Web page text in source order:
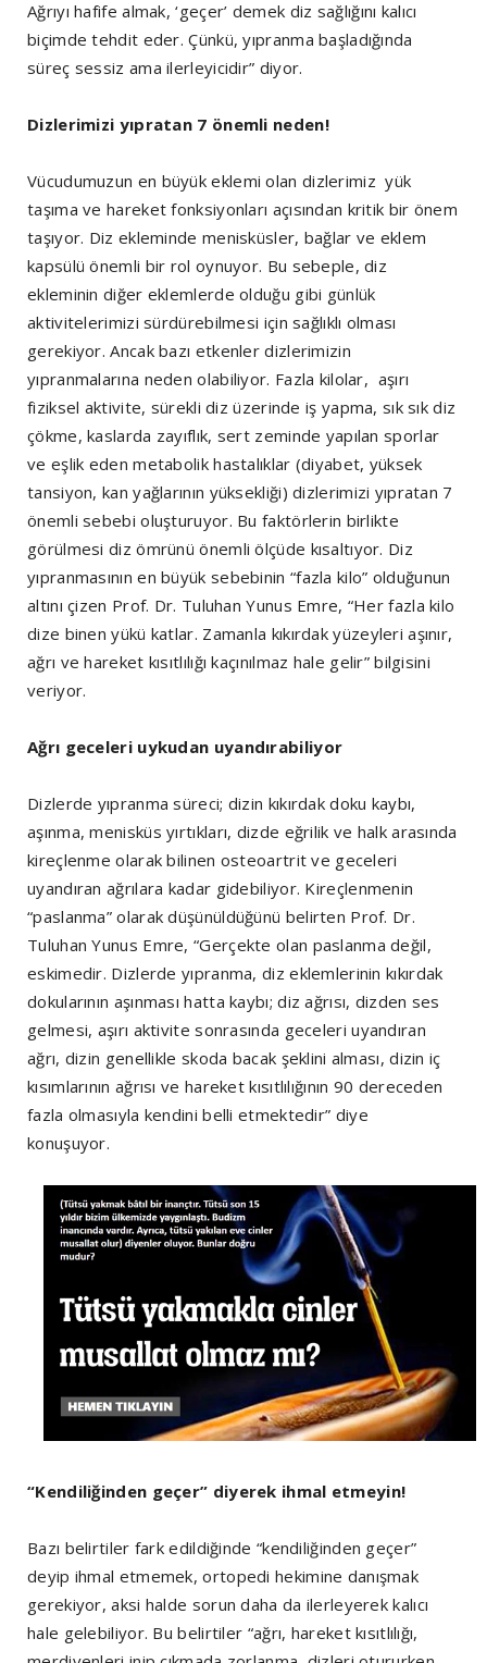
Ağrıyı hafife almak, ‘geçer’ demek diz sağlığını kalıcı
biçimde tehdit eder. Çünkü, yıpranma başladığında
süreç sessiz ama ilerleyicidir” diyor.
Dizlerimizi yıpratan 7 önemli neden!
Vücudumuzun en büyük eklemi olan dizlerimiz yük
taşıma ve hareket fonksiyonları açısından kritik bir önem
taşıyor. Diz ekleminde menisküsler, bağlar ve eklem
kapsülü önemli bir rol oynuyor. Bu sebeple, diz
ekleminin diğer eklemlerde olduğu gibi günlük
aktivitelerimizi sürdürebilmesi için sağlıklı olması
gerekiyor. Ancak bazı etkenler dizlerimizin
yıpranmalarına neden olabiliyor. Fazla kilolar, aşırı
fiziksel aktivite, sürekli diz üzerinde iş yapma, sık sık diz
çökme, kaslarda zayıflık, sert zeminde yapılan sporlar
ve eşlik eden metabolik hastalıklar (diyabet, yüksek
tansiyon, kan yağlarının yüksekliği) dizlerimizi yıpratan 7
önemli sebebi oluşturuyor. Bu faktörlerin birlikte
görülmesi diz ömrünü önemli ölçüde kısaltıyor. Diz
yıpranmasının en büyük sebebinin “fazla kilo” olduğunun
altını çizen Prof. Dr. Tuluhan Yunus Emre, “Her fazla kilo
dize binen yükü katlar. Zamanla kıkırdak yüzeyleri aşınır,
ağrı ve hareket kısıtlılığı kaçınılmaz hale gelir” bilgisini
veriyor.
Ağrı geceleri uykudan uyandırabiliyor
Dizlerde yıpranma süreci; dizin kıkırdak doku kaybı,
aşınma, menisküs yırtıkları, dizde eğrilik ve halk arasında
kireçlenme olarak bilinen osteoartrit ve geceleri
uyandıran ağrılara kadar gidebiliyor. Kireçlenmenin
“paslanma” olarak düşünüldüğünü belirten Prof. Dr.
Tuluhan Yunus Emre, “Gerçekte olan paslanma değil,
eskimedir. Dizlerde yıpranma, diz eklemlerinin kıkırdak
dokularının aşınması hatta kaybı; diz ağrısı, dizden ses
gelmesi, aşırı aktivite sonrasında geceleri uyandıran
ağrı, dizin genellikle skoda bacak şeklini alması, dizin iç
kısımlarının ağrısı ve hareket kısıtlılığının 90 dereceden
fazla olmasıyla kendini belli etmektedir” diye
konuşuyor.
“Kendiliğinden geçer” diyerek ihmal etmeyin!
Bazı belirtiler fark edildiğinde “kendiliğinden geçer”
deyip ihmal etmemek, ortopedi hekimine danışmak
gerekiyor, aksi halde sorun daha da ilerleyerek kalıcı
hale gelebiliyor. Bu belirtiler “ağrı, hareket kısıtlılığı,